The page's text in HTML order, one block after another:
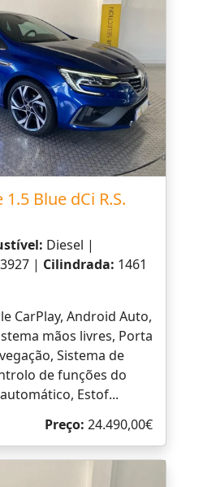
Blue dCi R.S.
Diesel |
| Cilindrada: 1461
CarPlay, Android Auto,
mãos livres, Porta
Sistema de
de funções do
Estof...
Preço: 24.490,00€